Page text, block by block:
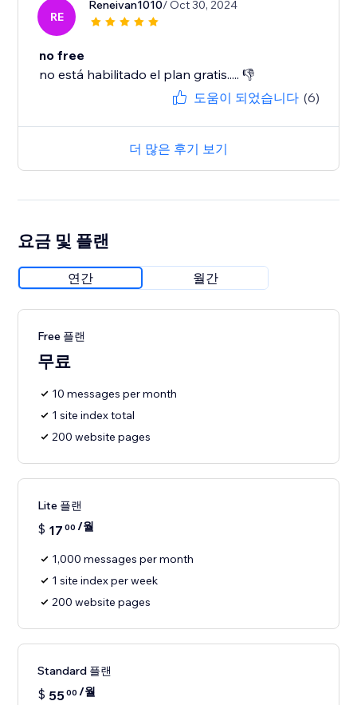
RE
Reneivan1010/ Oct 30, 2024
no free
no está habilitado el plan gratis..... 👎
도움이 되었습니다 (6)
더 많은 후기 보기
요금 및 플랜
연간 월간
Free 플랜
무료
10 messages per month
1 site index total
200 website pages
Lite 플랜
$ 17 00 /월
1,000 messages per month
1 site index per week
200 website pages
Standard 플랜
$ 5500 /월